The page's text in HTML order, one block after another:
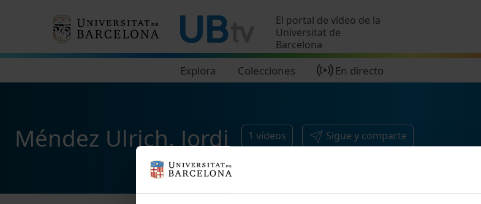
El portal de vídeo de la
Universitat de
Barcelona
Explora Colecciones En directo
Méndez Ulrich, Jordi 1 vídeos Sigue y comparte